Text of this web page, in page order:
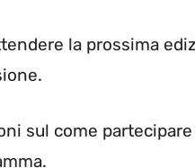
la prossima
sul come